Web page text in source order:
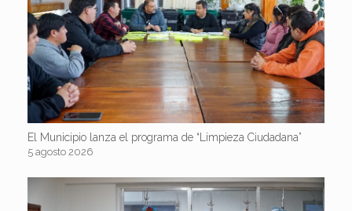
El Municipio lanza el programa de “Limpieza Ciudadana”
5 agosto 2026